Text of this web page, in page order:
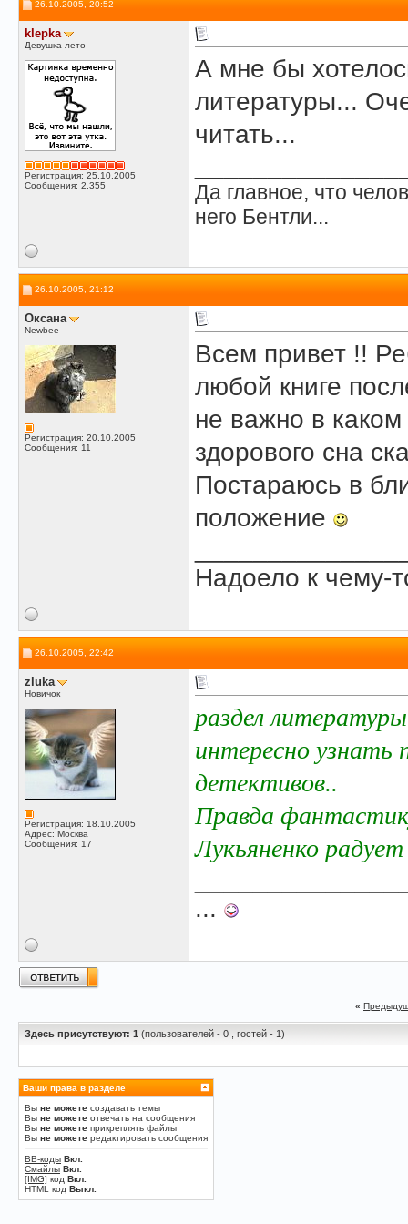
26.10.2005, 20:52
klepka
Девушка-лето
Регистрация: 25.10.2005
Сообщения: 2,355
А мне бы
литературы...
читать...
Да главное, что
него Бентли...
26.10.2005, 21:12
Оксана
Newbee
Регистрация: 20.10.2005
Сообщения: 11
Всем привет !!
любой книге
не важно в каком
здорового сна
Постараюсь в
положение
Надоело к чему-
26.10.2005, 22:42
zluka
Новичок
Регистрация: 18.10.2005
Адрес: Москва
Сообщения: 17
раздел
интересно узнать
детективов..
Правда
Лукьяненко
...
«
Здесь присутствуют: 1 (пользователей - 0 , гостей - 1)
Ваши права в разделе
Вы не можете создавать темы
Вы не можете отвечать на сообщения
Вы не можете прикреплять файлы
Вы не можете редактировать сообщения
BB-коды Вкл.
Смайлы Вкл.
[IMG] код Вкл.
HTML код Выкл.